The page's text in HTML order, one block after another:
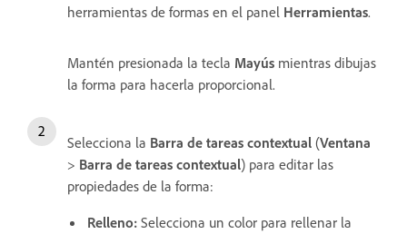
herramientas de formas en el panel Herramientas.
Mantén presionada la tecla Mayús mientras dibujas
la forma para hacerla proporcional.
Selecciona la Barra de tareas contextual (Ventana
> Barra de tareas contextual) para editar las
propiedades de la forma:
Relleno: Selecciona un color para rellenar la